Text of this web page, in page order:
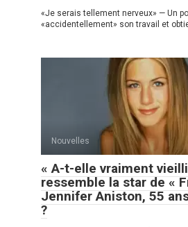
«Je serais tellement nerveux» — Un
«accidentellement» son travail et
Nouvelles
« A-t-elle vraiment
ressemble la star de «
Jennifer Aniston, 55
?